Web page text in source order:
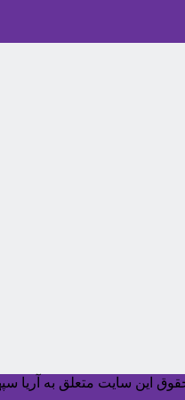
اين سايت متعلق به آریا